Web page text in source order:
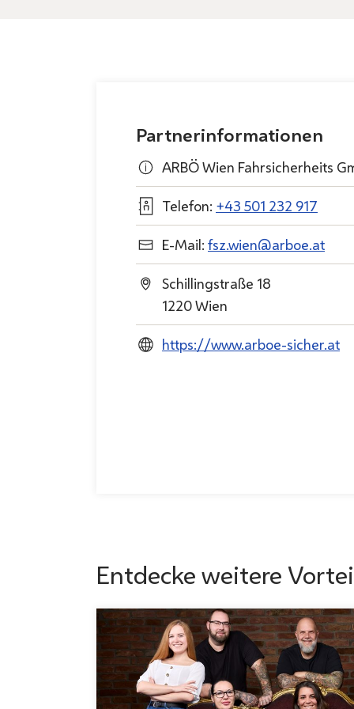
Partnerinformationen
ARBÖ Wien Fahrsicherheits
Telefon: +43 501 232 917
E-Mail: fsz.wien@arboe.at
Schillingstraße 18
1220 Wien
https://www.arboe-sicher.at
Entdecke weitere